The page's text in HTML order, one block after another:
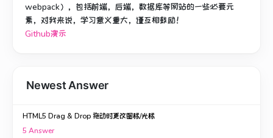
webpack），包括前端，后端，数据库等网站的一些必要元
素，对我来说，学习意义重大，谨互相鼓励！
Github演示
Newest Answer
HTML5 Drag & Drop 拖动时更改图标/光标
5 Answer